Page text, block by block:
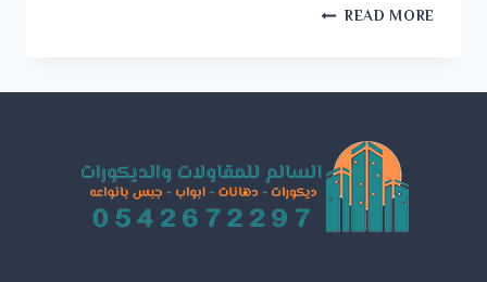
READ MOREديكورات
بديل
الرخام
للجدران
الدمام